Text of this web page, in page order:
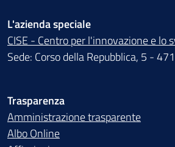
L'azienda speciale
CISE - Centro per l'innovazione e lo
Sede: Corso della Repubblica, 5 -
Trasparenza
Amministrazione trasparente
Albo Online